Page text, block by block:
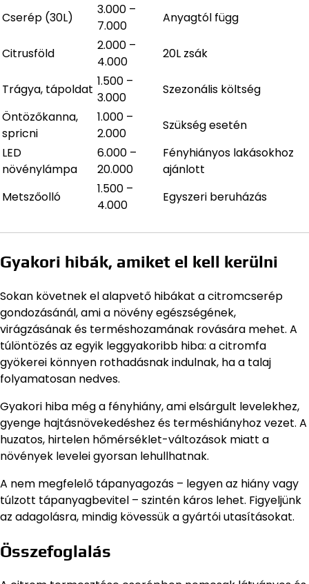
Cserép (30L)
3.000 –
7.000
Anyagtól függ
Citrusföld
2.000 –
4.000
20L zsák
Trágya, tápoldat
1.500 –
3.000
Szezonális költség
Öntözőkanna,
spricni
1.000 –
2.000
Szükség esetén
LED
növénylámpa
6.000 –
20.000
Fényhiányos lakásokhoz
ajánlott
Metszőolló
1.500 –
4.000
Egyszeri beruházás
Gyakori hibák, amiket el kell kerülni
Sokan követnek el alapvető hibákat a citromcserép
gondozásánál, ami a növény egészségének,
virágzásának és terméshozamának rovására mehet. A
túlöntözés az egyik leggyakoribb hiba: a citromfa
gyökerei könnyen rothadásnak indulnak, ha a talaj
folyamatosan nedves.
Gyakori hiba még a fényhiány, ami elsárgult levelekhez,
gyenge hajtásnövekedéshez és terméshiányhoz vezet. A
huzatos, hirtelen hőmérséklet-változások miatt a
növények levelei gyorsan lehullhatnak.
A nem megfelelő tápanyagozás – legyen az hiány vagy
túlzott tápanyagbevitel – szintén káros lehet. Figyeljünk
az adagolásra, mindig kövessük a gyártói utasításokat.
Összefoglalás